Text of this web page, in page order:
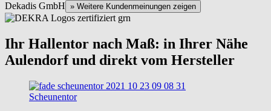
Dekadis GmbH » Weitere Kundenmeinungen zeigen
Ihr Hallentor nach Maß: in Ihrer Nähe
Aulendorf und direkt vom Hersteller
Scheunentor